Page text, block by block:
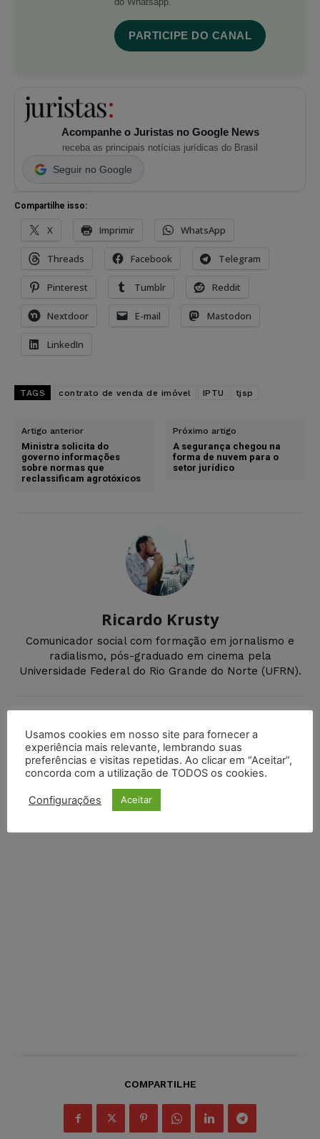
PARTICIPE DO CANAL
Acompanhe o Juristas no Google News
receba as principais notícias jurídicas do Brasil
Seguir no Google
Compartilhe isso:
X Imprimir WhatsApp
Threads Facebook Telegram
Pinterest Tumblr Reddit
Nextdoor E-mail Mastodon
LinkedIn
TAGS contrato de venda de imóvel IPTU tjsp
Artigo anterior
Ministra solicita do
governo informações
sobre normas que
reclassificam agrotóxicos
Próximo artigo
A segurança chegou na
forma de nuvem para o
setor jurídico
Ricardo Krusty
Comunicador social com formação em jornalismo e
radialismo, pós-graduado em cinema pela
Universidade Federal do Rio Grande do Norte (UFRN).
DEIXE UM COMENTÁRIO
Default Comments (0) Facebook Comments Disqus Comments
COMPARTILHE
Usamos cookies em nosso site para fornecer a
experiência mais relevante, lembrando suas
preferências e visitas repetidas. Ao clicar em “Aceitar”,
concorda com a utilização de TODOS os cookies.
Configurações Aceitar